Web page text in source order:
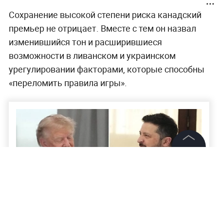
Сохранение высокой степени риска канадский
премьер не отрицает. Вместе с тем он назвал
изменившийся тон и расширившиеся
возможности в ливанском и украинском
урегулировании факторами, которые способны
«переломить правила игры».